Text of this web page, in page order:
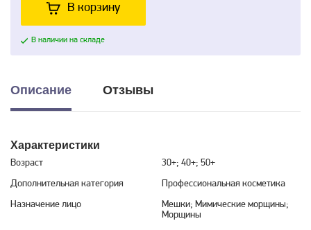
В корзину
В наличии на складе
Описание Отзывы
Характеристики
Возраст
30+; 40+; 50+
Дополнительная категория
Профессиональная косметика
Назначение лицо
Мешки; Мимические морщины;
Морщины